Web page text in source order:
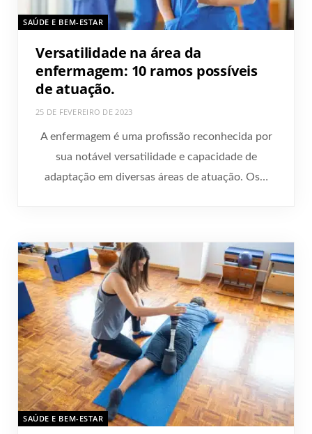
SAÚDE E BEM-ESTAR
Versatilidade na área da
enfermagem: 10 ramos possíveis
de atuação.
25 DE FEVEREIRO DE 2023
A enfermagem é uma profissão reconhecida por
sua notável versatilidade e capacidade de
adaptação em diversas áreas de atuação. Os…
SAÚDE E BEM-ESTAR